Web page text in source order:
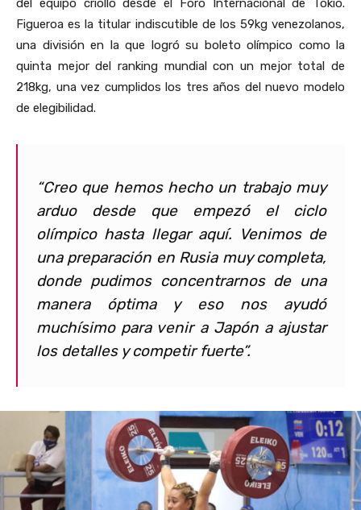
del equipo criollo desde el Foro Internacional de Tokio.
Figueroa es la titular indiscutible de los 59kg venezolanos,
una división en la que logró su boleto olímpico como la
quinta mejor del ranking mundial con un mejor total de
218kg, una vez cumplidos los tres años del nuevo modelo
de elegibilidad.
“Creo que hemos hecho un trabajo muy
arduo desde que empezó el ciclo
olímpico hasta llegar aquí. Venimos de
una preparación en Rusia muy completa,
donde pudimos concentrarnos de una
manera óptima y eso nos ayudó
muchísimo para venir a Japón a ajustar
los detalles y competir fuerte”.